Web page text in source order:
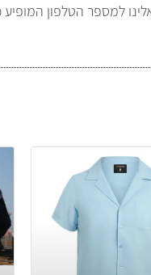
למספר הטלפון המופיע